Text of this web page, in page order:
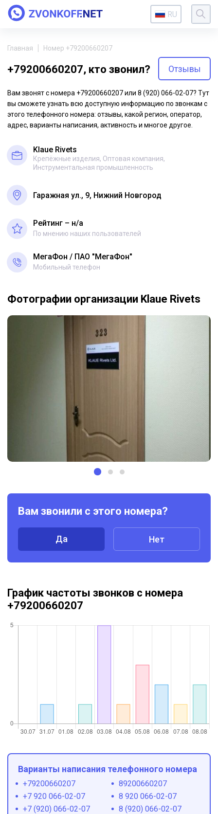
RU
Главная Номер +79200660207
+79200660207, кто звонил? Отзывы
Вам звонят с номера +79200660207 или 8 (920) 066-02-07? Тут
вы сможете узнать всю доступную информацию по звонкам с
этого телефонного номера: отзывы, какой регион, оператор,
адрес, варианты написания, активность и многое другое.
Klaue Rivets
Крепёжные изделия, Оптовая компания,
Инструментальная промышленность
Гаражная ул., 9, Нижний Новгород
Рейтинг – н/a
По мнению наших пользователей
МегаФон ПАО "МегаФон"
Мобильный телефон
Фотографии организации Klaue Rivets
Вам звонили с этого номера?
Да Нет
График частоты звонков с номера
+79200660207
Варианты написания телефонного номера
+79200660207
89200660207
+7 920 066-02-07
8 920 066-02-07
+7 (920) 066-02-07
8 (920) 066-02-07